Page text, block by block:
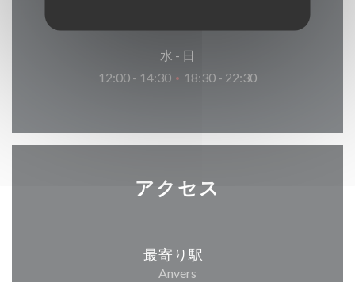
水 - 日
12:00 - 14:30 • 18:30 - 22:30
アクセス
最寄り駅
Anvers